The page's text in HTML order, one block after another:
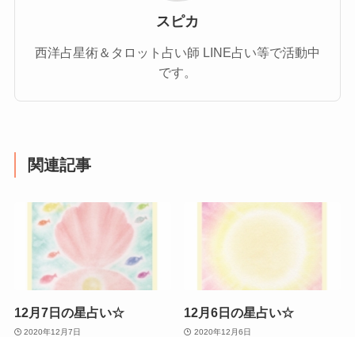
スピカ
西洋占星術＆タロット占い師 LINE占い等で活動中
です。
関連記事
12月7日の星占い☆
2020年12月7日
12月6日の星占い☆
2020年12月6日